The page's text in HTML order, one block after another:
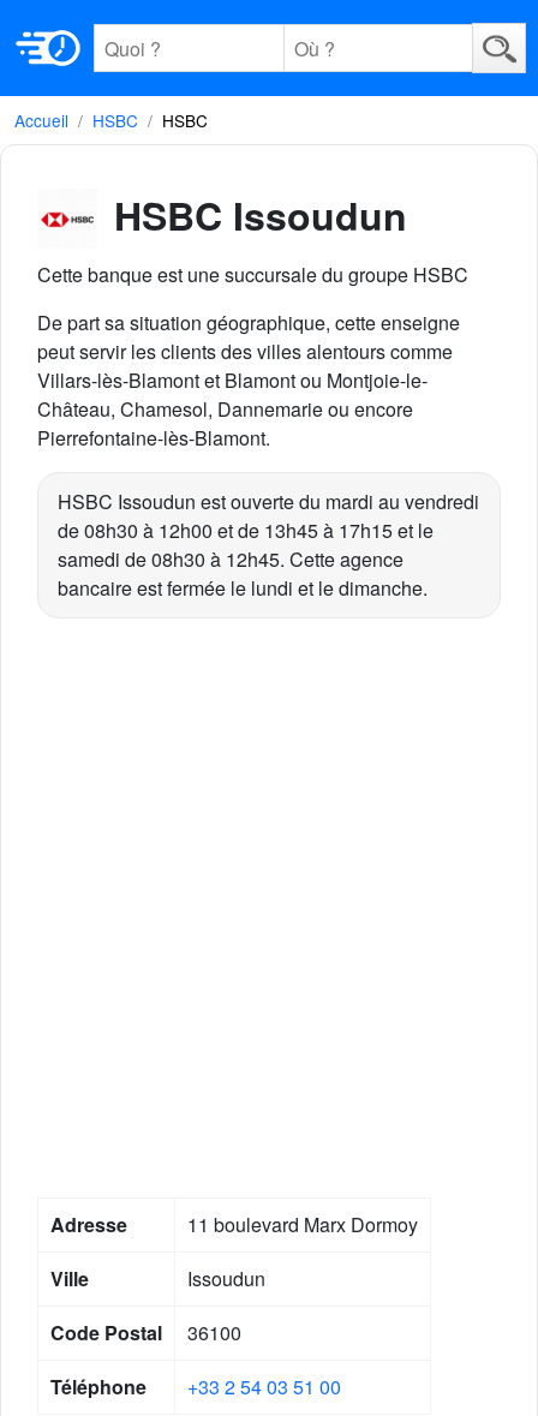
Accueil HSBC HSBC
HSBC Issoudun
Cette banque est une succursale du groupe HSBC
De part sa situation géographique, cette enseigne
peut servir les clients des villes alentours comme
Villars-lès-Blamont et Blamont ou Montjoie-le-
Château, Chamesol, Dannemarie ou encore
Pierrefontaine-lès-Blamont.
HSBC Issoudun est ouverte du mardi au vendredi
de 08h30 à 12h00 et de 13h45 à 17h15 et le
samedi de 08h30 à 12h45. Cette agence
bancaire est fermée le lundi et le dimanche.
Adresse
11 boulevard Marx Dormoy
Ville
Issoudun
Code Postal
36100
Téléphone
+33 2 54 03 51 00